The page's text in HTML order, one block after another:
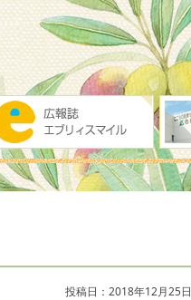
投稿日：2018年12月25日